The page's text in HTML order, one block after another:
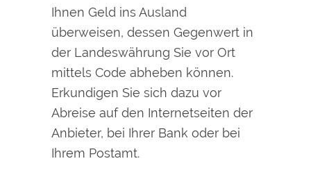
Ihnen Geld ins Ausland
überweisen, dessen Gegenwert in
der Landeswährung Sie vor Ort
mittels Code abheben können.
Erkundigen Sie sich dazu vor
Abreise auf den Internetseiten der
Anbieter, bei Ihrer Bank oder bei
Ihrem Postamt.